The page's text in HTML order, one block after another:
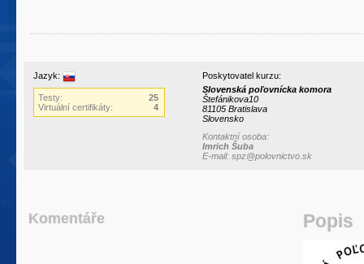
Jazyk:
Testy:
25
Virtuální certifikáty:
4
Poskytovatel kurzu:
Slovenská poľovnícka komora
Štefánikova10
81105 Bratislava
Slovensko
Kontaktní osoba:
Imrich Šuba
E-mail: spz@polovnictvo.sk
Komentáře Popis